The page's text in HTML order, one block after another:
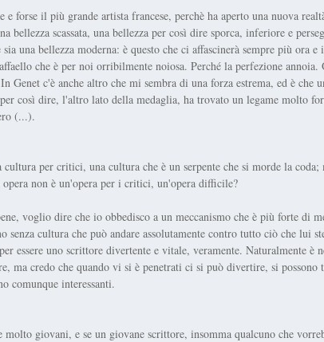
e forse il più grande artista francese, perchè ha aperto una nuova
bellezza scassata, una bellezza per così dire sporca, inferiore e
una bellezza moderna: è questo che ci affascinerà sempre più ora
che è per noi orribilmente noiosa. Perché la perfezione annoia.
Genet c'è anche altro che mi sembra di una forza estrema, ed è che
così dire, l'altro lato della medaglia, ha trovato un legame molto
(...).
per critici, una cultura che è un serpente che si morde la coda;
opera non è un'opera per i critici, un'opera difficile?
voglio dire che io obbedisco a un meccanismo che è più forte di
senza cultura che può andare assolutamente contro tutto ciò che lui
essere uno scrittore divertente e vitale, veramente. Naturalmente è
ma credo che quando vi si è penetrati ci si può divertire, si possono
comunque interessanti.
molto giovani, e se un giovane scrittore, insomma qualcuno che